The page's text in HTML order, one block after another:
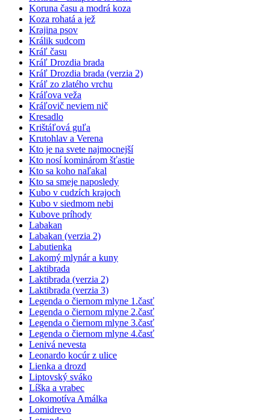
Koruna času a modrá koza
Koza rohatá a jež
Krajina psov
Králik sudcom
Kráľ času
Kráľ Drozdia brada
Kráľ Drozdia brada (verzia 2)
Kráľ zo zlatého vrchu
Kráľova veža
Kráľovič neviem nič
Kresadlo
Krištáľová guľa
Krutohlav a Verena
Kto je na svete najmocnejší
Kto nosí kominárom šťastie
Kto sa koho naľakal
Kto sa smeje naposledy
Kubo v cudzích krajoch
Kubo v siedmom nebi
Kubove príhody
Labakan
Labakan (verzia 2)
Labutienka
Lakomý mlynár a kuny
Laktibrada
Laktibrada (verzia 2)
Laktibrada (verzia 3)
Legenda o čiernom mlyne 1.časť
Legenda o čiernom mlyne 2.časť
Legenda o čiernom mlyne 3.časť
Legenda o čiernom mlyne 4.časť
Lenivá nevesta
Leonardo kocúr z ulice
Lienka a drozd
Liptovský sváko
Líška a vrabec
Lokomotíva Amálka
Lomidrevo